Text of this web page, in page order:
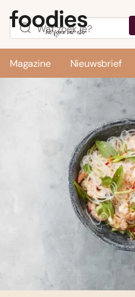
Magazine Nieuwsbrief